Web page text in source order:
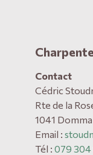
Charpente
Contact
Cédric
Rte de la
1041
Email :
Tél : 079 304